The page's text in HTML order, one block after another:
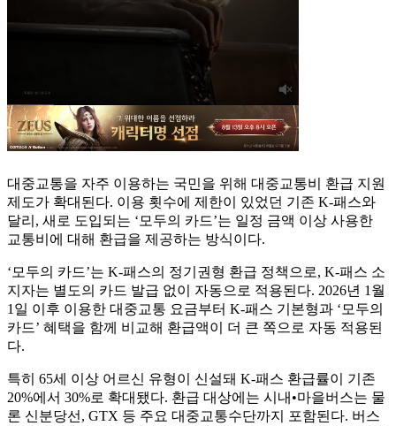
대중교통을 자주 이용하는 국민을 위해 대중교통비 환급 지원
제도가 확대된다. 이용 횟수에 제한이 있었던 기존 K-패스와
달리, 새로 도입되는 ‘모두의 카드’는 일정 금액 이상 사용한
교통비에 대해 환급을 제공하는 방식이다.
‘모두의 카드’는 K-패스의 정기권형 환급 정책으로, K-패스 소
지자는 별도의 카드 발급 없이 자동으로 적용된다. 2026년 1월
1일 이후 이용한 대중교통 요금부터 K-패스 기본형과 ‘모두의
카드’ 혜택을 함께 비교해 환급액이 더 큰 쪽으로 자동 적용된
다.
특히 65세 이상 어르신 유형이 신설돼 K-패스 환급률이 기존
20%에서 30%로 확대됐다. 환급 대상에는 시내•마을버스는 물
론 신분당선, GTX 등 주요 대중교통수단까지 포함된다. 버스